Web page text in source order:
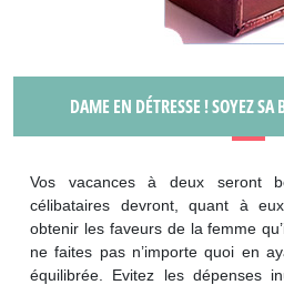
DAME EN DÉTRESSE ! SOYEZ SA
Vos vacances à deux seront
célibataires devront, quant à
obtenir les faveurs de la femme
ne faites pas n’importe quoi en
équilibrée. Evitez les dépenses